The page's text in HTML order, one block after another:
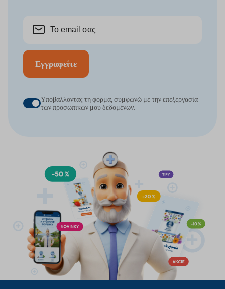
Εγγραφείτε
Υποβάλλοντας τη φόρμα, συμφωνώ με την επεξεργασία
των προσωπικών μου δεδομένων.